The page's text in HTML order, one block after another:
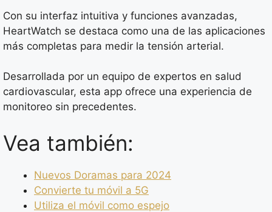
Con su interfaz intuitiva y funciones avanzadas,
HeartWatch se destaca como una de las aplicaciones
más completas para medir la tensión arterial.
Desarrollada por un equipo de expertos en salud
cardiovascular, esta app ofrece una experiencia de
monitoreo sin precedentes.
Vea también:
Nuevos Doramas para 2024
Convierte tu móvil a 5G
Utiliza el móvil como espejo